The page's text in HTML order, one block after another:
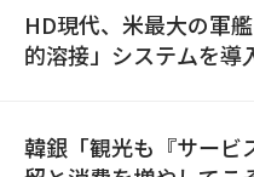
HD現代、米最大の軍
的溶接」システムを導
韓銀「観光も『サー